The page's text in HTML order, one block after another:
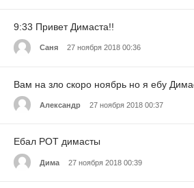
9:33 Привет Димаста!!
Саня 27 ноября 2018 00:36
Вам на зло скоро ноябрь но я ебу
Александр 27 ноября 2018 00:37
Ебал РОТ димасты
Дима 27 ноября 2018 00:39